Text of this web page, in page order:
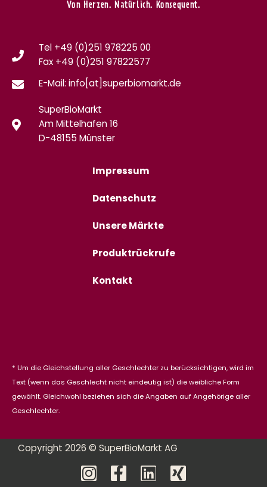
Von Herzen. Natürlich. Konsequent.
Tel +49 (0)251 978225 00
Fax +49 (0)251 97822577
E-Mail: info[at]superbiomarkt.de
SuperBioMarkt
Am Mittelhafen 16
D-48155 Münster
Impressum
Datenschutz
Unsere Märkte
Produktrückrufe
Kontakt
* Um die Gleichstellung aller Geschlechter zu berücksichtigen, wird im
Text (wenn das Geschlecht nicht eindeutig ist) die weibliche Form
gewählt. Gleichwohl beziehen sich die Angaben auf Angehörige aller
Geschlechter.
Copyright 2026 © SuperBioMarkt AG